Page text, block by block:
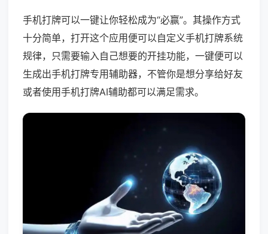
手机打牌可以一键让你轻松成为“必赢”。其操作方式
十分简单，打开这个应用便可以自定义手机打牌系统
规律，只需要输入自己想要的开挂功能，一键便可以
生成出手机打牌专用辅助器，不管你是想分享给好友
或者使用手机打牌AI辅助都可以满足需求。